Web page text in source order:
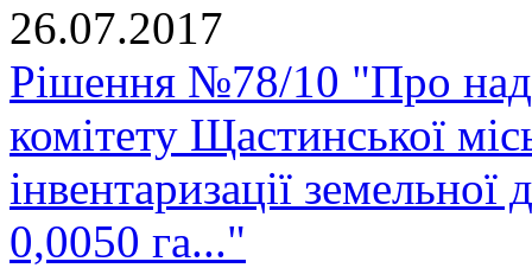
26.07.2017
Рішення №78/10 "Про
комітету Щастинської
інвентаризації
0,0050 га..."